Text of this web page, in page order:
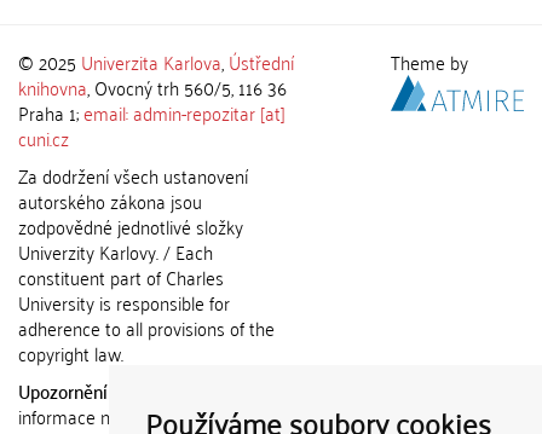
Používáme soubory cookies
© 2025 Univerzita Karlova,Ústřední
knihovna, Ovocný trh 560/5, 116 36
Praha 1;email: admin-repozitar [at]
cuni.cz
Za dodržení všech ustanovení
autorského zákona jsou
zodpovědné jednotlivé složky
Univerzity Karlovy. / Each
constituent part of Charles
University is responsible for
adherence to all provisions of the
copyright law.
Upozornění / Notice:
informace nemohou být použity k
Theme by